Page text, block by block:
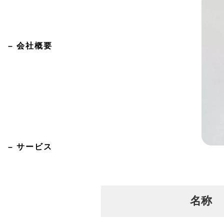
– 会社概要
– サービス
名称